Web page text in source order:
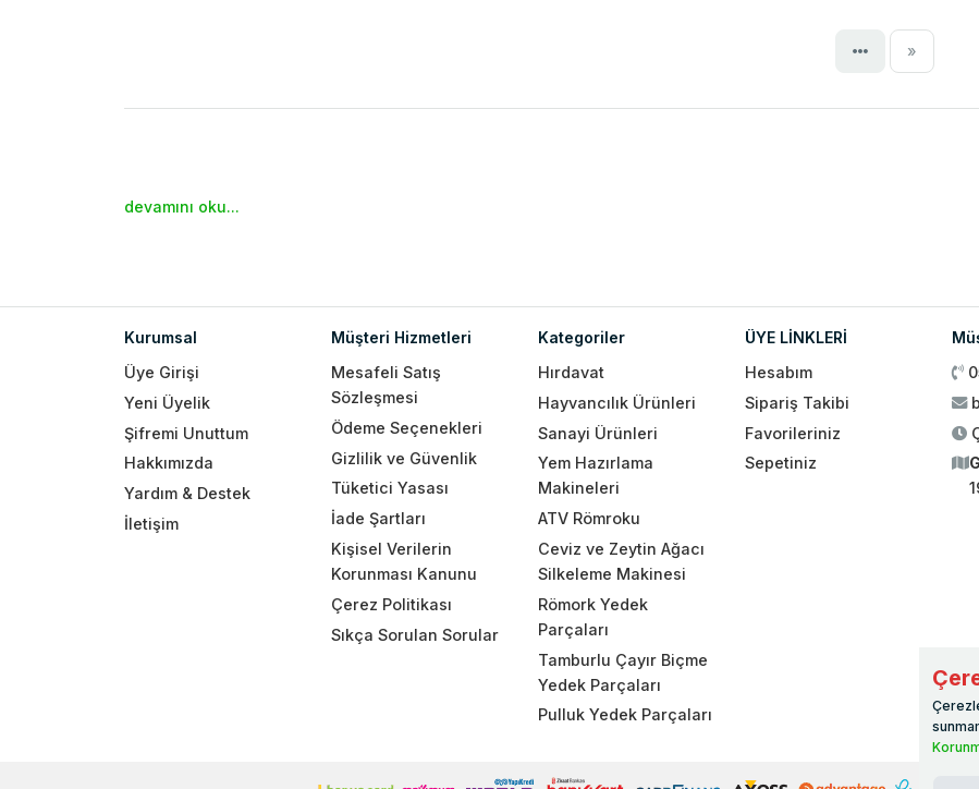
»Next
devamını oku...
Kurumsal
Üye Girişi
Yeni Üyelik
Şifremi Unuttum
Hakkımızda
Yardım & Destek
İletişim
Müşteri Hizmetleri
Mesafeli Satış
Sözleşmesi
Ödeme Seçenekleri
Gizlilik ve Güvenlik
Tüketici Yasası
İade Şartları
Kişisel Verilerin
Korunması Kanunu
Çerez Politikası
Sıkça Sorulan Sorular
Kategoriler
Hırdavat
Hayvancılık Ürünleri
Sanayi Ürünleri
Yem Hazırlama
Makineleri
ATV Römroku
Ceviz ve Zeytin Ağacı
Silkeleme Makinesi
Römork Yedek
Parçaları
Tamburlu Çayır Biçme
Yedek Parçaları
Pulluk Yedek Parçaları
ÜYE LİNKLERİ
Hesabım
Sipariş Takibi
Favorileriniz
Sepetiniz